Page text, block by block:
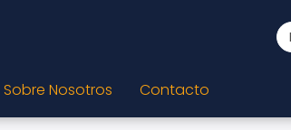
Sobre Nosotros Contacto